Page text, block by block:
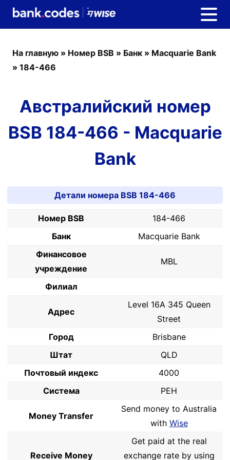
На главную » Номер BSB » Банк » Macquarie Bank
» 184-466
Австралийский номер
BSB 184-466 - Macquarie
Bank
Детали номера BSB 184-466
Номер BSB
184-466
Банк
Macquarie Bank
Финансовое
учреждение
MBL
Филиал
Адрес
Level 16A 345 Queen
Street
Город
Brisbane
Штат
QLD
Почтовый индекс
4000
Система
PEH
Money Transfer
Send money to Australia
with Wise
Receive Money
Get paid at the real
exchange rate by using